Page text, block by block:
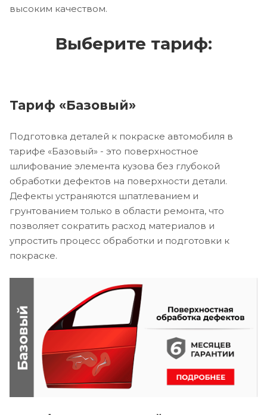
высоким качеством.
Выберите тариф:
Тариф «Базовый»
Подготовка деталей к покраске автомобиля в
тарифе «Базовый» - это поверхностное
шлифование элемента кузова без глубокой
обработки дефектов на поверхности детали.
Дефекты устраняются шпатлеванием и
грунтованием только в области ремонта, что
позволяет сократить расход материалов и
упростить процесс обработки и подготовки к
покраске.